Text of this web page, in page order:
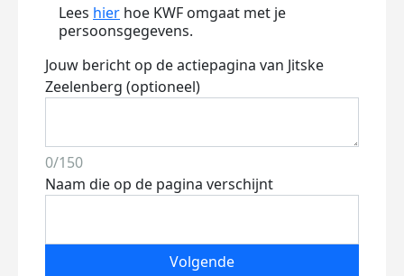
Lees hier hoe KWF omgaat met je
persoonsgegevens.
Jouw bericht op de actiepagina van Jitske
Zeelenberg (optioneel)
0/150
Naam die op de pagina verschijnt
Volgende